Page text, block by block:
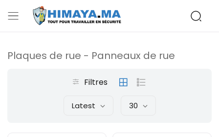
Plaques de rue - Panneaux de rue
Filtres
Latest 30